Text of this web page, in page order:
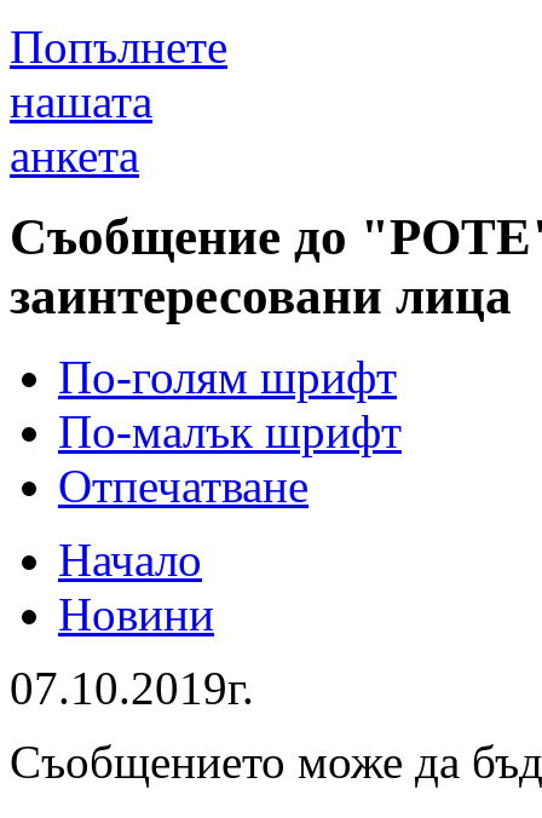
Попълнете
нашата
анкета
Съобщение до
заинтересовани лица
По-голям шрифт
По-малък шрифт
Отпечатване
Начало
Новини
07.10.2019г.
Съобщението може да